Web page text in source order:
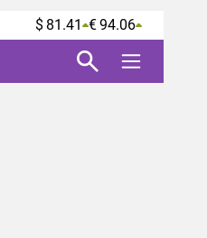
$ 81.41 € 94.06